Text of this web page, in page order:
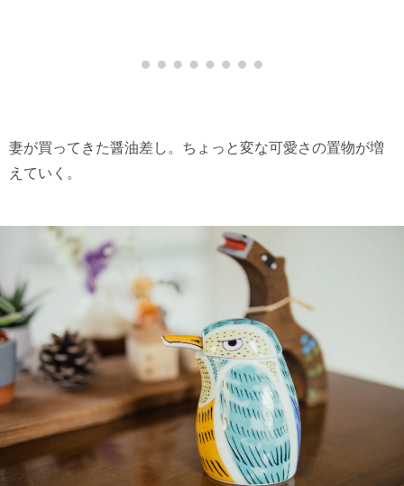
妻が買ってきた醤油差し。ちょっと変な可愛さの置物が増
えていく。